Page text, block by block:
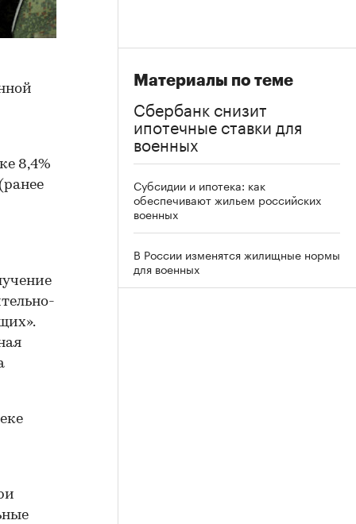
8,4%
Материалы по теме
Сбербанк снизит
ипотечные ставки для
военных
Субсидии и ипотека: как
обеспечивают жильем российских
военных
В России изменятся жилищные нормы
для военных